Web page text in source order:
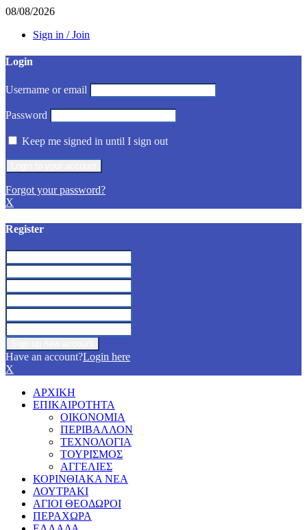
08/08/2026
Sign in / Join
Login
Username or email
Password
Keep me signed in until I sign out
Forgot your password?
X
Register
Have an account?Login here
X
ΑΡΧΙΚΗ
ΕΠΙΚΑΙΡΟΤΗΤΑ
ΟΙΚΟΝΟΜΙΑ
ΠΕΡΙΒΑΛΛΟΝ
ΤΕΧΝΟΛΟΓΙΑ
ΤΟΥΡΙΣΜΟΣ
ΑΓΓΕΛΙΕΣ
ΚΟΡΙΝΘΙΑΚΑ ΝΕΑ
ΛΟΥΤΡΑΚΙ
ΑΓΙΟΙ ΘΕΟΔΩΡΟΙ
ΠΕΡΑΧΩΡΑ